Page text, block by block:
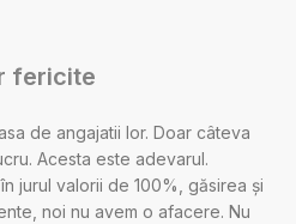
fericite
de angajatii lor. Doar câteva
Acesta este adevarul.
jurul valorii de 100%, găsirea și
noi nu avem o afacere. Nu